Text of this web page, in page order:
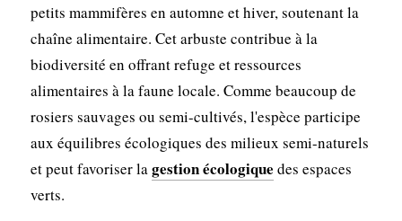
petits mammifères en automne et hiver, soutenant la
chaîne alimentaire. Cet arbuste contribue à la
biodiversité en offrant refuge et ressources
alimentaires à la faune locale. Comme beaucoup de
rosiers sauvages ou semi-cultivés, l'espèce participe
aux équilibres écologiques des milieux semi-naturels
et peut favoriser lagestion écologique des espaces
verts.